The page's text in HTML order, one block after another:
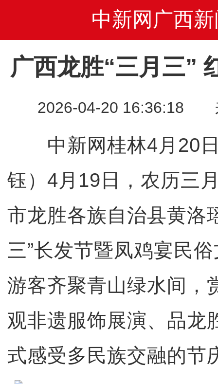
中新网广西新
广西龙胜“三月三”
2026-04-20 16:36:18
中新网桂林4月20日
钰）4月19日，农历三
市龙胜各族自治县黄洛
三”长发节暨凤鸡宴民
游客齐聚青山绿水间，
观非遗服饰展演、品龙
式感受多民族交融的节